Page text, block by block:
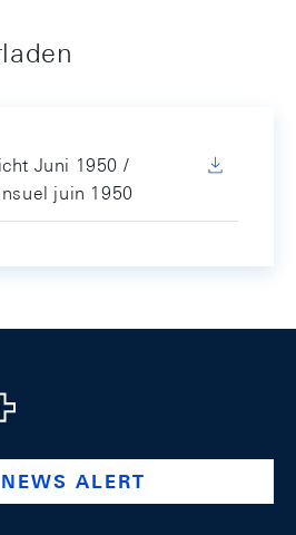
Juni 1950 /
juin 1950
company/swiss-national-
@swissnationalbank
ALERT